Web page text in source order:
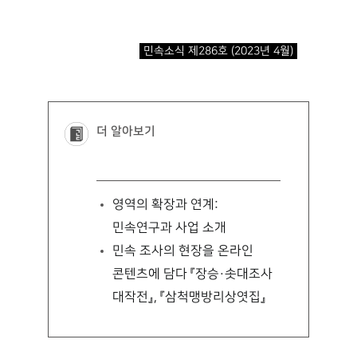
민속소식 제286호 (2023년 4월)
더 알아보기
영역의 확장과 연계:
민속연구과 사업 소개
민속 조사의 현장을 온라인
콘텐츠에 담다 『장승·솟대조사
대작전』 , 『삼척맹방리상엿집』